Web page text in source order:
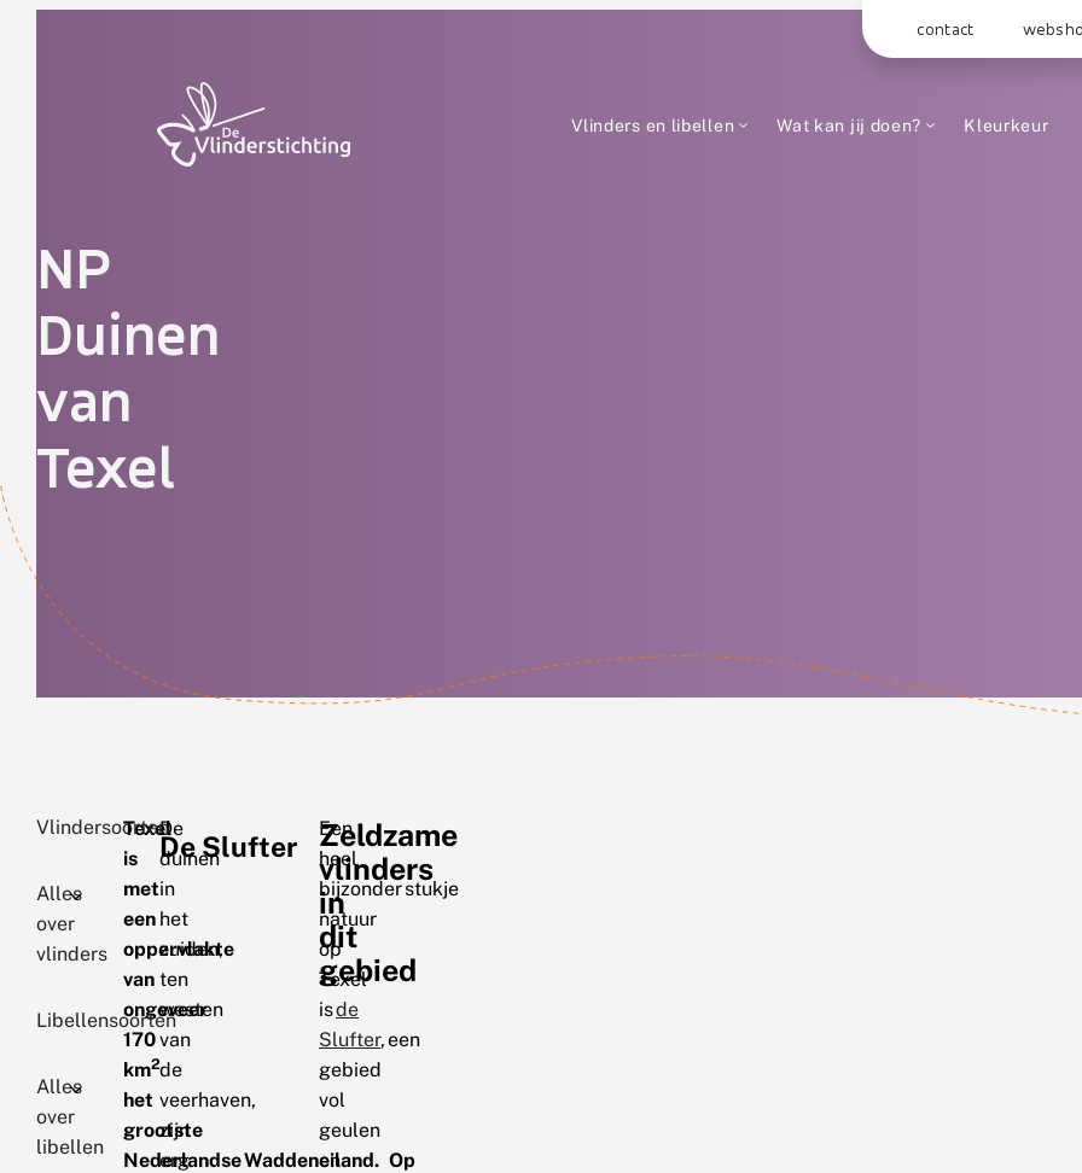
contact
Vlinders en libellen Wat kan jij doen? Kleurkeur
NP
Duinen
van
Texel
Vlindersoorten
Alles
over
vlinders
Libellensoorten
Alles
over
libellen
Texel
is
met
een
oppervlakte
van
ongeveer
170
km2
het
grootste
Nederlandse Waddeneiland. Op
De
duinen
in
het
zuiden,
ten
westen
van
de
veerhaven,
zijn
erg
De Slufter
Een
heel
bijzonder stukje
natuur
op
Texel
isde
Slufter, een
gebied
vol
geulen
en
Zeldzame
vlinders
in
dit
gebied